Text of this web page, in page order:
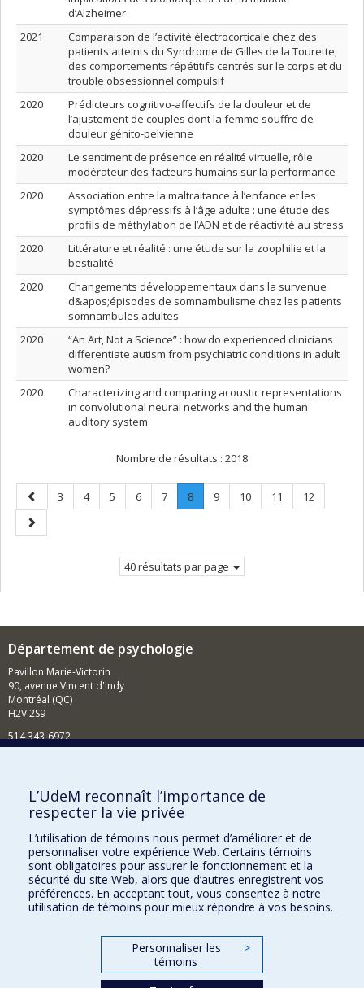
d’Alzheimer
2021
Comparaison de l’activité électrocorticale chez des
patients atteints du Syndrome de Gilles de la Tourette,
des comportements répétitifs centrés sur le corps et du
trouble obsessionnel compulsif
2020
Prédicteurs cognitivo-affectifs de la douleur et de
l’ajustement de couples dont la femme souffre de
douleur génito-pelvienne
2020
Le sentiment de présence en réalité virtuelle, rôle
modérateur des facteurs humains sur la performance
2020
Association entre la maltraitance à l’enfance et les
symptômes dépressifs à l’âge adulte : une étude des
profils de méthylation de l’ADN et de réactivité au stress
2020
Littérature et réalité : une étude sur la zoophilie et la
bestialité
2020
Changements développementaux dans la survenue
d&apos;épisodes de somnambulisme chez les patients
somnambules adultes
2020
“An Art, Not a Science” : how do experienced clinicians
differentiate autism from psychiatric conditions in adult
women?
2020
Characterizing and comparing acoustic representations
in convolutional neural networks and the human
auditory system
Nombre de résultats : 2018
Page
précédente
Page
3 Page
4 Page
5 Page
6 Page
7 Page
8.
Page
Page
9 Page
10 Page
11 Page
12
Page
suivante
40 résultats par page
Département de psychologie
Pavillon Marie-Victorin
90, avenue Vincent d'Indy
Montréal (QC)
H2V 2S9
514 343-6972
Comment soutenir le Département?
BESOIN D'AIDE?
Plan du site
Signaler une erreur
Accessibilité
FACULTÉ DES ARTS ET DES SCIENCES
Nos départements et écoles
L’UdeM reconnaît l’importance de
respecter la vie privée
L’utilisation de témoins nous permet d’améliorer et de
personnaliser votre expérience Web. Certains témoins
sont obligatoires pour assurer le fonctionnement et la
sécurité du site Web, alors que d’autres enregistrent vos
préférences. En acceptant tout, vous consentez à notre
utilisation de témoins pour mieux répondre à vos besoins.
Personnaliser les
témoins
>